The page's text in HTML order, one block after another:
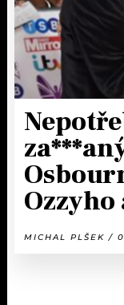
MICHAL PLŠEK /